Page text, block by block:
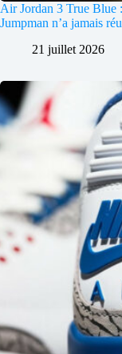
Air Jordan 3 True Blue
Jumpman n’a jamais
21 juillet 2026